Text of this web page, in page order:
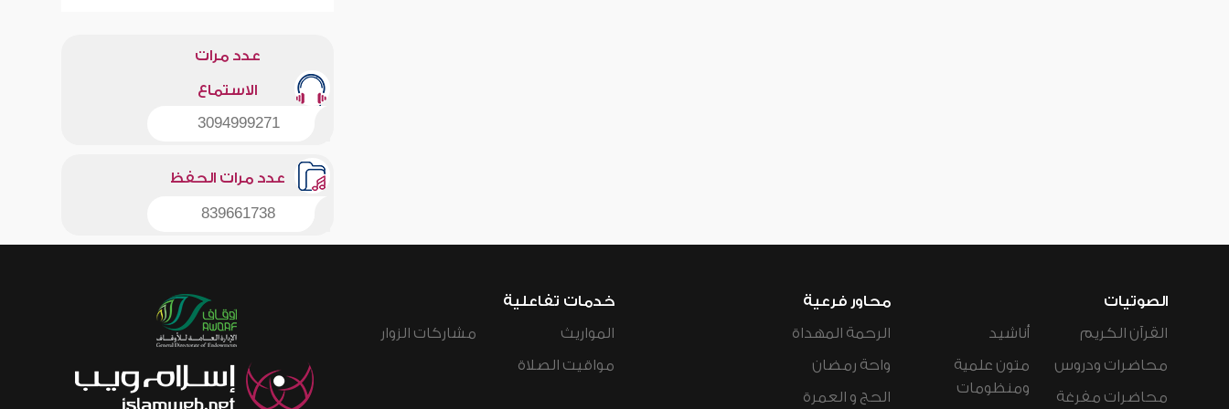
عدد مرات
الاستماع
3094999271
عدد مرات الحفظ
839661738
الصوتيات
القرآن الكريم
محاضرات ودروس
محاضرات مفرغة
أناشيد
متون علمية
ومنظومات
محاور فرعية
الرحمة المهداة
واحة رمضان
الحج و العمرة
خدمات تفاعلية
المواريث
مواقيت الصلاة
مشاركات الزوار